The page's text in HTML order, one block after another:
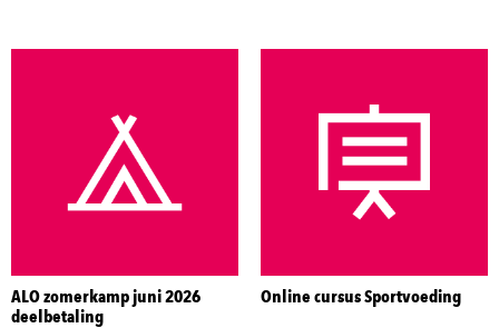
ALO zomerkamp juni 2026
deelbetaling
Online cursus Sportvoeding